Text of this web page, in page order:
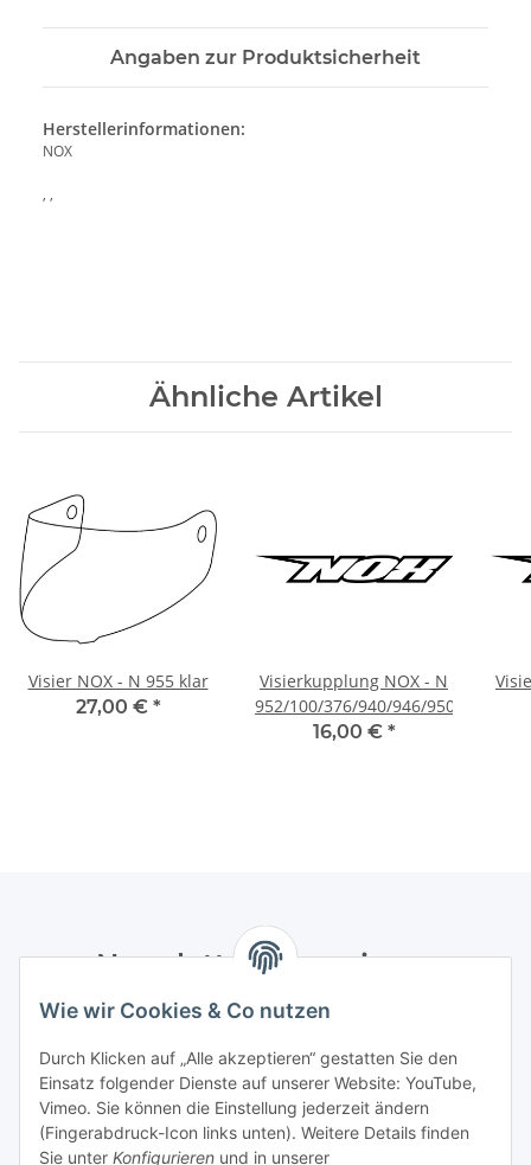
Wie wir Cookies & Co nutzen
Durch Klicken auf „Alle akzeptieren“ gestatten Sie den
Einsatz folgender Dienste auf unserer Website: YouTube,
Vimeo. Sie können die Einstellung jederzeit ändern
(Fingerabdruck-Icon links unten). Weitere Details finden
Sie unter Konfigurieren und in unserer
Angaben zur Produktsicherheit
Herstellerinformationen:
NOX
, ,
Ähnliche Artikel
Visier NOX - N 955 klar
27,00 € *
Visierkupplung NOX - N
952/100/376/940/946/950
16,00 € *
Newsletter Abonnieren
Bitte senden Sie mir entsprechend Ihrer
Informationen zu Ihrem Produktsortiment per E-Mail zu.
Abonnieren
Newsletter Abonnieren